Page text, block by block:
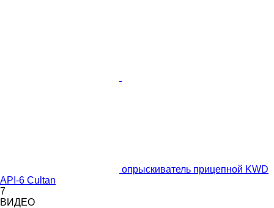
опрыскиватель прицепной KWD
API-6 Cultan
7
ВИДЕО